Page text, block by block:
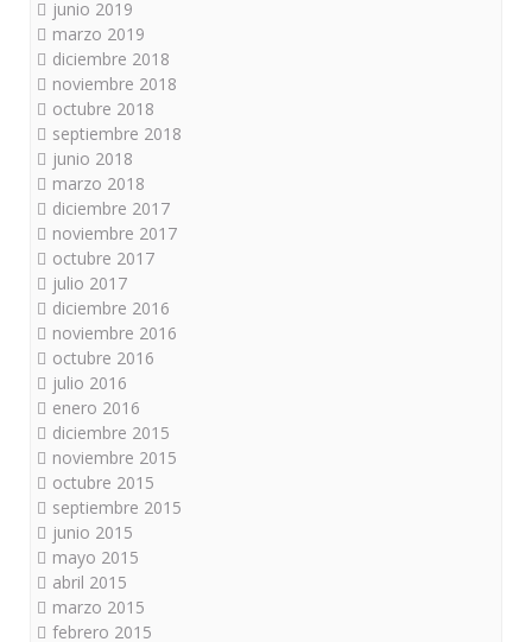
junio 2019
marzo 2019
diciembre 2018
noviembre 2018
octubre 2018
septiembre 2018
junio 2018
marzo 2018
diciembre 2017
noviembre 2017
octubre 2017
julio 2017
diciembre 2016
noviembre 2016
octubre 2016
julio 2016
enero 2016
diciembre 2015
noviembre 2015
octubre 2015
septiembre 2015
junio 2015
mayo 2015
abril 2015
marzo 2015
febrero 2015